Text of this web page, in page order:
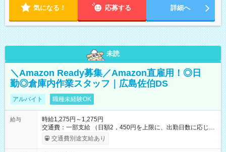
気になる！ 応募する 詳細へ
未読
＼Amazon Ready募集／Amazon直雇用！◎日
勤◎倉庫内作業スタッフ｜広島佐伯DS
アルバイト 職種未経験OK
給与
時給1,275円～1,275円
交通費：一部支給 （日額2，450円を上限に、出勤日数に応じて
実費支給） ※22:00～翌5:00までは時給25%UP！ ■給与前払い
制度あり ※前払い額の上限あり、手数料無料（Amazon負担）
交通費別途支給あり